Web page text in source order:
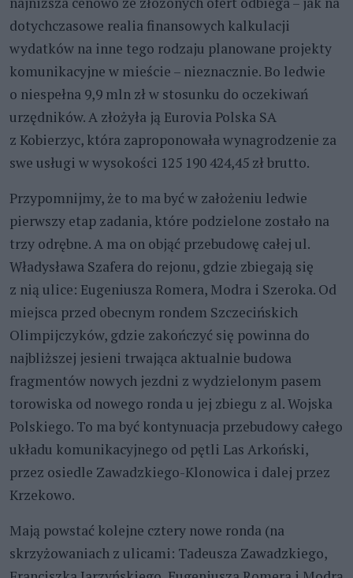
dotychczasowe realia finansowych kalkulacji
wydatków na inne tego rodzaju planowane projekty
komunikacyjne w mieście – nieznacznie. Bo ledwie
o niespełna 9,9 mln zł w stosunku do oczekiwań
urzędników. A złożyła ją Eurovia Polska SA
z Kobierzyc, która zaproponowała wynagrodzenie za
swe usługi w wysokości 125 190 424,45 zł brutto.
Przypomnijmy, że to ma być w założeniu ledwie
pierwszy etap zadania, które podzielone zostało na
trzy odrębne. A ma on objąć przebudowę całej ul.
Władysława Szafera do rejonu, gdzie zbiegają się
z nią ulice: Eugeniusza Romera, Modra i Szeroka. Od
miejsca przed obecnym rondem Szczecińskich
Olimpijczyków, gdzie zakończyć się powinna do
najbliższej jesieni trwająca aktualnie budowa
fragmentów nowych jezdni z wydzielonym pasem
torowiska od nowego ronda u jej zbiegu z al. Wojska
Polskiego. To ma być kontynuacja przebudowy całego
układu komunikacyjnego od pętli Las Arkoński,
przez osiedle Zawadzkiego-Klonowica i dalej przez
Krzekowo.
Mają powstać kolejne cztery nowe ronda (na
skrzyżowaniach z ulicami: Tadeusza Zawadzkiego,